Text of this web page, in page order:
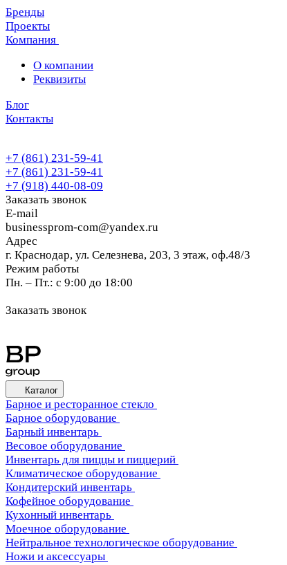
Бренды
Проекты
Компания
О компании
Реквизиты
Блог
Контакты
+7 (861) 231-59-41
+7 (861) 231-59-41
+7 (918) 440-08-09
Заказать звонок
E-mail
businessprom-com@yandex.ru
Адрес
г. Краснодар, ул. Селезнева, 203, 3 этаж, оф.48/3
Режим работы
Пн. – Пт.: с 9:00 до 18:00
Заказать звонок
Каталог
Барное и ресторанное стекло
Барное оборудование
Барный инвентарь
Весовое оборудование
Инвентарь для пиццы и пиццерий
Климатическое оборудование
Кондитерский инвентарь
Кофейное оборудование
Кухонный инвентарь
Моечное оборудование
Нейтральное технологическое оборудование
Ножи и аксессуары